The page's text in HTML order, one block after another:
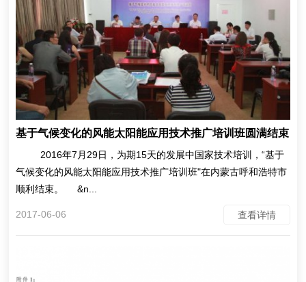
基于气候变化的风能太阳能应用技术推广培训班圆满结束
2016年7月29日，为期15天的发展中国家技术培训，“基于
气候变化的风能太阳能应用技术推广培训班"在内蒙古呼和浩特市
顺利结束。 &n...
2017-06-06 查看详情